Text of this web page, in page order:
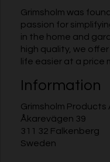
Grimsholm was
passion for
in the home and
high quality, we
life easier at a price
Information
Grimsholm Products
Åkarevägen 39
311 32 Falkenberg
Sweden